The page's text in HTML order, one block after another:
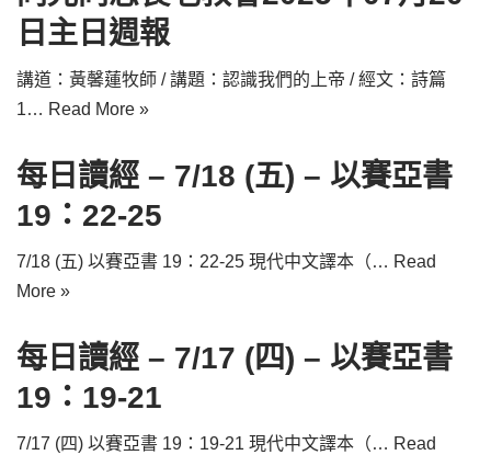
日主日週報
講道：黃馨蓮牧師 / 講題：認識我們的上帝 / 經文：詩篇
1… Read More »
每日讀經 – 7/18 (五) – 以賽亞書
19：22-25
7/18 (五) 以賽亞書 19：22-25 現代中文譯本（… Read
More »
每日讀經 – 7/17 (四) – 以賽亞書
19：19-21
7/17 (四) 以賽亞書 19：19-21 現代中文譯本（… Read